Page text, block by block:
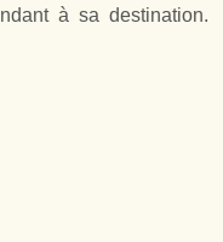
à sa destination.